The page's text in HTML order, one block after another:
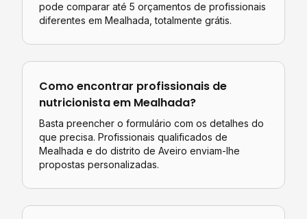
pode comparar até 5 orçamentos de profissionais
diferentes em Mealhada , totalmente grátis.
Como encontrar profissionais de
nutricionistaem Mealhada?
Basta preencher o formulário com os detalhes do
que precisa. Profissionais qualificados de
Mealhada e do distrito de Aveiro enviam-lhe
propostas personalizadas.